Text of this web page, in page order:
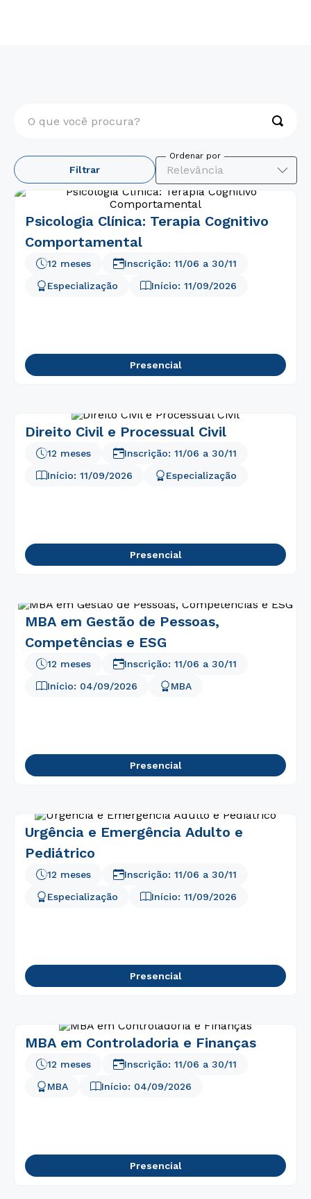
Filtrar Relevância
Psicologia Clínica: Terapia Cognitivo
Comportamental
Especialização Início: 11/09/2026
12 meses Inscrição: 11/06 a 30/11
Presencial
Direito Civil e Processual Civil
12 meses
Início: 11/09/2026 Especialização
Inscrição: 11/06 a 30/11
Presencial
MBA em Gestão de Pessoas,
Competências e ESG
Início: 04/09/2026
12 meses
MBA
Inscrição: 11/06 a 30/11
Presencial
Urgência e Emergência Adulto e
Pediátrico
12 meses
Especialização
Início: 11/09/2026
Inscrição: 11/06 a 30/11
Presencial
MBA em Controladoria e Finanças
MBA Início: 04/09/2026
12 meses Inscrição: 11/06 a 30/11
Presencial
TERMOS MAIS BUSCADOS
psicologia
2º
medicina
3º
farmácia
5º
direito
9º
administração